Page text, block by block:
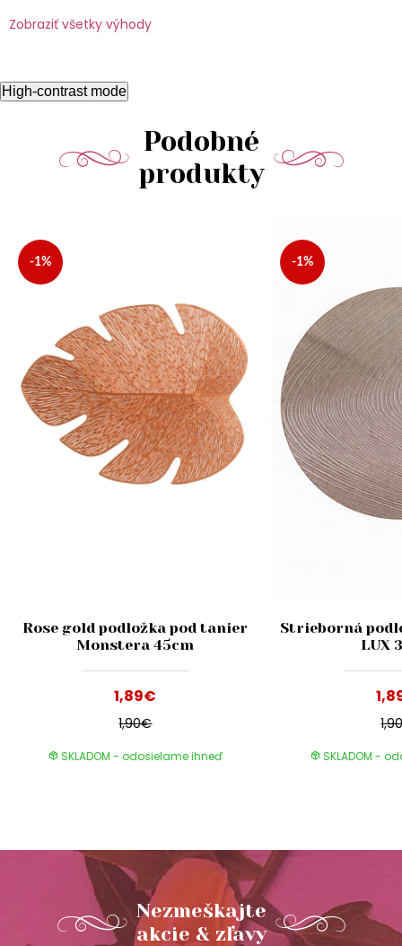
Zobraziť všetky výhody
High-contrast mode
Podobné
produkty
-1%
Rose gold podložka pod tanier
Monstera 45cm
1,89€
1,90€
SKLADOM - odosielame ihneď
-1%
Strieborná
LUX
SKLADOM -
Nezmeškajte
akcie & zľavy